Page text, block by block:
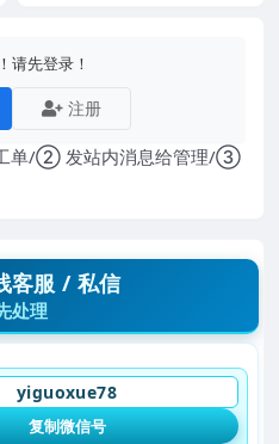
请先登录！
注册
单/② 发站内消息给管理/③
客服 / 私信
处理
yiguoxue78
复制微信号